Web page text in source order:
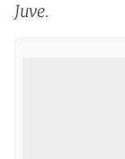
Juve.